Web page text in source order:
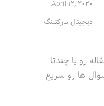
April 12, 2020
دیجیتال مارکتینگ
رو با چندتا
ها رو سریع